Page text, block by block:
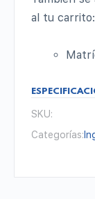
al tu carrito:
SKU:
Categorías: